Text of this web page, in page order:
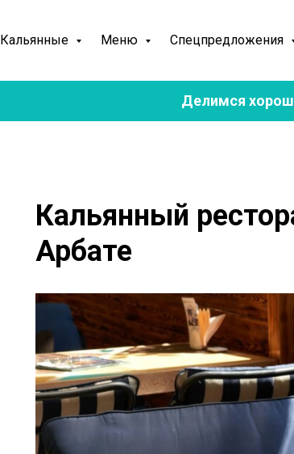
Кальянные Меню Спецпредложения
Делимся
Кальянный
Арбате